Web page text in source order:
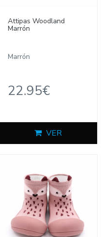
Attipas Woodland
Marrón
Marrón
22.95€
VER